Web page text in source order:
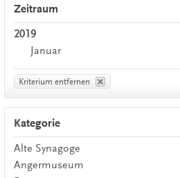
Zeitraum
2019
Januar
Kriterium entfernen
Kategorie
Alte Synagoge
Angermuseum